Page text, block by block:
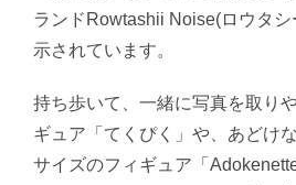
ランドRowtashii Noise(ロウタ
示されています。
持ち歩いて、一緒に写真を取り
ギュア「てくぴく」や、あどけ
サイズのフィギュア「